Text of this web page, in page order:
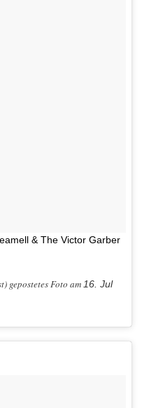
& The Victor Garber
gepostetes Foto am16. Jul